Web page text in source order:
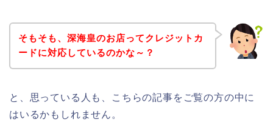
そもそも、深海皇のお店ってクレジットカ
ードに対応しているのかな～？
と、思っている人も、こちらの記事をご覧の方の中に
はいるかもしれません。